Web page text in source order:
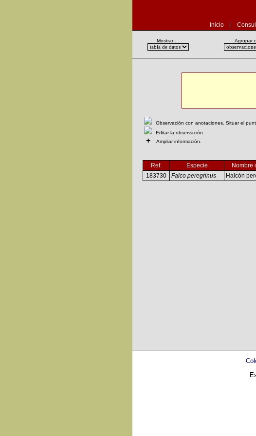
Inicio
Mostrar ... Agrupar
Observación con anotaciones. Situar el
Editar la observación.
+ Ampliar información.
Ref. Especie Nombre
183730
Falco peregrinus Halcón